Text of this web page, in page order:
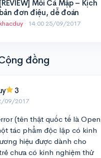
[REVIEW] Mồi Cá Mập – Kịch
bản đơn điệu, dễ đoán
· 14:00 25/09/2017
đồng
3
09/2017
(tên thật quốc tế là Open
tác phẩm độc lập có kinh
hiệu được dành cho
chưa có kinh nghiệm thử